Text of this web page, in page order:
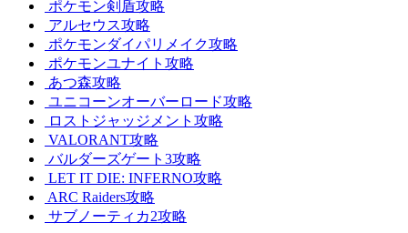
ポケモン剣盾攻略
アルセウス攻略
ポケモンダイパリメイク攻略
ポケモンユナイト攻略
あつ森攻略
ユニコーンオーバーロード攻略
ロストジャッジメント攻略
VALORANT攻略
バルダーズゲート3攻略
LET IT DIE: INFERNO攻略
ARC Raiders攻略
サブノーティカ2攻略